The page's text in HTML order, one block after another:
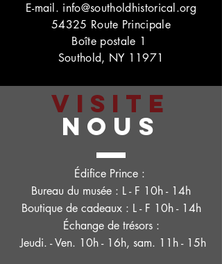
E-mail. info@southoldhistorical.org
54325 Route Principale
Boîte postale 1
Southold, NY 11971
VISITE
NOUS
Édifice Prince :
Bureau du musée : L - F 10h - 14h
Boutique de cadeaux : L - F 10h - 14h
Échange de trésors :
Jeudi. - Ven. 10h - 16h, sam. 11h - 15h